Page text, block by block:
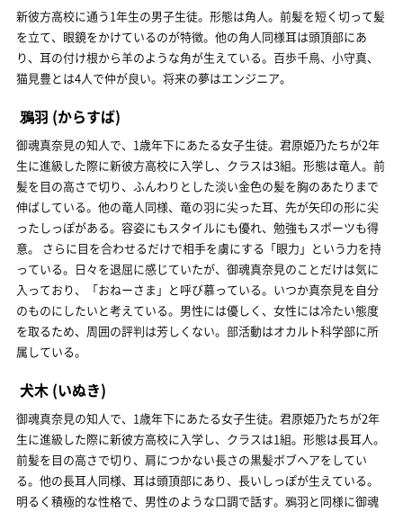
新彼方高校に通う1年生の男子生徒。形態は角人。前髪を短く切って髪
を立て、眼鏡をかけているのが特徴。他の角人同様耳は頭頂部にあ
り、耳の付け根から羊のような角が生えている。百歩千鳥、小守真、
猫見豊とは4人で仲が良い。将来の夢はエンジニア。
鴉羽 (からすば)
御魂真奈見の知人で、1歳年下にあたる女子生徒。君原姫乃たちが2年
生に進級した際に新彼方高校に入学し、クラスは3組。形態は竜人。前
髪を目の高さで切り、ふんわりとした淡い金色の髪を胸のあたりまで
伸ばしている。他の竜人同様、竜の羽に尖った耳、先が矢印の形に尖
ったしっぽがある。容姿にもスタイルにも優れ、勉強もスポーツも得
意。 さらに目を合わせるだけで相手を虜にする「眼力」という力を持
っている。日々を退屈に感じていたが、御魂真奈見のことだけは気に
入っており、「おねーさま」と呼び慕っている。いつか真奈見を自分
のものにしたいと考えている。男性には優しく、女性には冷たい態度
を取るため、周囲の評判は芳しくない。部活動はオカルト科学部に所
属している。
犬木 (いぬき)
御魂真奈見の知人で、1歳年下にあたる女子生徒。君原姫乃たちが2年
生に進級した際に新彼方高校に入学し、クラスは1組。形態は長耳人。
前髪を目の高さで切り、肩につかない長さの黒髪ボブヘアをしてい
る。他の長耳人同様、耳は頭頂部にあり、長いしっぽが生えている。
明るく積極的な性格で、男性のような口調で話す。鴉羽と同様に御魂